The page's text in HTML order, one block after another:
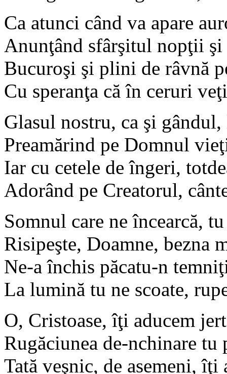
Ca atunci când va apare
Anunţând sfârşitul nopţii şi
Bucuroşi şi plini de râvnă
Cu speranţa că în ceruri
Glasul nostru, ca şi
Preamărind pe Domnul
Iar cu cetele de îngeri,
Adorând pe Creatorul,
Somnul care ne încearcă,
Risipeşte, Doamne, bezna
Ne-a închis păcatu-n
La lumină tu ne scoate,
O, Cristoase, îţi aducem
Rugăciunea de-nchinare tu
Tată veşnic, de asemeni, îţi